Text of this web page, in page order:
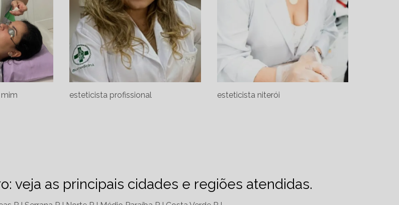
esteticista profissional esteticista niterói
veja as principais cidades e regiões atendidas.